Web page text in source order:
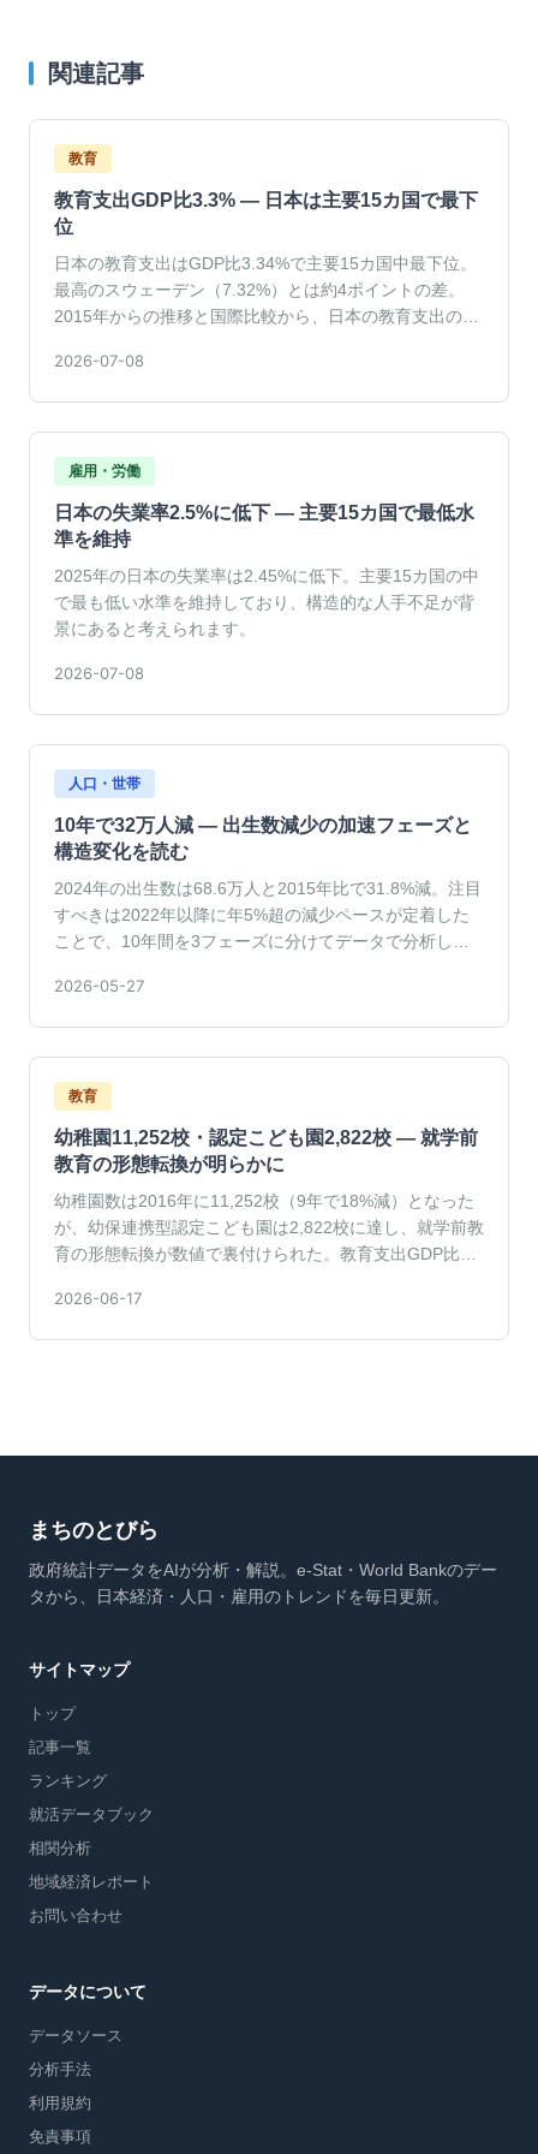
関連記事
教育
教育支出GDP比3.3% — 日本は主要15カ国で最下
位
日本の教育支出はGDP比3.34%で主要15カ国中最下位。
最高のスウェーデン（7.32%）とは約4ポイントの差。
2015年からの推移と国際比較から、日本の教育支出の現
2026-07-08
雇用・労働
日本の失業率2.5%に低下 — 主要15カ国で最低水
準を維持
2025年の日本の失業率は2.45%に低下。主要15カ国の中
で最も低い水準を維持しており、構造的な人手不足が背
景にあると考えられます。
2026-07-08
人口・世帯
10年で32万人減 — 出生数減少の加速フェーズと
構造変化を読む
2024年の出生数は68.6万人と2015年比で31.8%減。注目
すべきは2022年以降に年5%超の減少ペースが定着した
ことで、10年間を3フェーズに分けてデータで分析しま
2026-05-27
教育
幼稚園11,252校・認定こども園2,822校 — 就学前
教育の形態転換が明らかに
幼稚園数は2016年に11,252校（9年で18%減）となった
が、幼保連携型認定こども園は2,822校に達し、就学前教
育の形態転換が数値で裏付けられた。教育支出GDP比は
2026-06-17
まちのとびら
政府統計データをAIが分析・解説。e-Stat・World Bankのデー
タから、日本経済・人口・雇用のトレンドを毎日更新。
サイトマップ
トップ
記事一覧
ランキング
就活データブック
相関分析
地域経済レポート
お問い合わせ
データについて
データソース
分析手法
利用規約
免責事項